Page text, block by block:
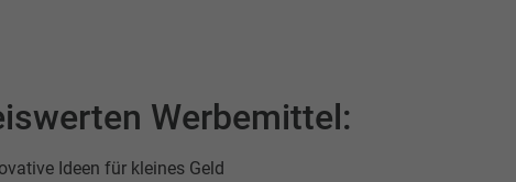
Werbemittel:
Ideen für kleines Geld